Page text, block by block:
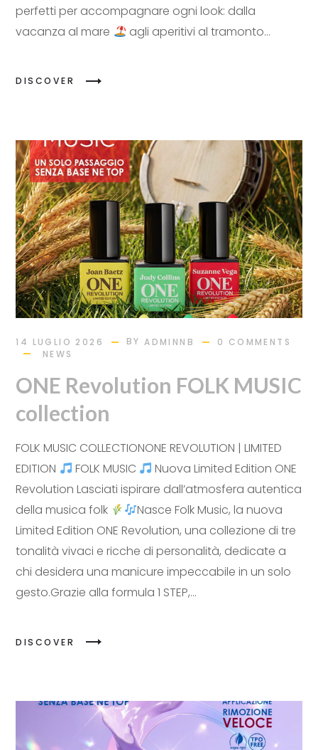
perfetti per accompagnare ogni look: dalla
vacanza al mare
agli aperitivi al tramonto...
DISCOVER
14 LUGLIO 2026 BY ADMINNB
0 COMMENTS
NEWS
ONE Revolution FOLK MUSIC
collection
FOLK MUSIC COLLECTIONONE REVOLUTION | LIMITED
EDITION
FOLK MUSIC
Nuova Limited Edition ONE
Revolution Lasciati ispirare dall’atmosfera autentica
della musica folk
Nasce Folk Music, la nuova
Limited Edition ONE Revolution, una collezione di tre
tonalità vivaci e ricche di personalità, dedicate a
chi desidera una manicure impeccabile in un solo
gesto.Grazie alla formula 1 STEP,...
DISCOVER